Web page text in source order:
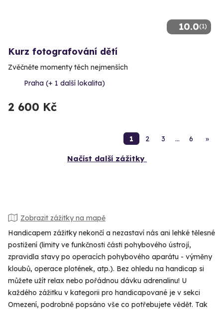
10.0(1)
Kurz fotografování dětí
Zvěčněte momenty těch nejmenších
Praha (+ 1 další lokalita)
2 600 Kč
1 2 3 … 6 »
Načíst další zážitky
Zobrazit zážitky na mapě
Handicapem zážitky nekončí a nezastaví nás ani lehké tělesné
postižení (limity ve funkčnosti části pohybového ústrojí,
zpravidla stavy po operacích pohybového aparátu - výměny
kloubů, operace plotének, atp.). Bez ohledu na handicap si
můžete užít relax nebo pořádnou dávku adrenalinu! U
každého zážitku v kategorii pro handicapované je v sekci
Omezení, podrobně popsáno vše co potřebujete vědět. Tak